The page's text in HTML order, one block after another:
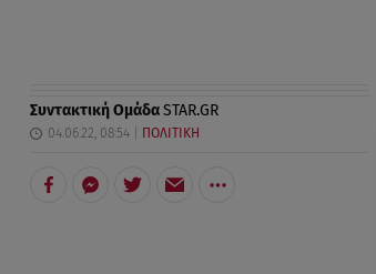
Συντακτική ΟμάδαSTAR.GR
04.06.22, 08:54 ΠΟΛΙΤΙΚΗ